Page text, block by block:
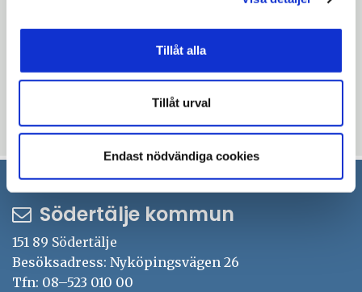
Tillåt alla
Tillåt urval
Endast nödvändiga cookies
Möjligheten med ett strategiskt nätverk av
europeiska universitet skulle kunna bidra
till ökad konkurrens med resten av världen
Uppdaterad: 2018-02-19
Södertälje kommun
151 89 Södertälje
Besöksadress: Nyköpingsvägen 26
Tfn: 08–523 010 00